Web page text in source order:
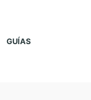
GUÍAS